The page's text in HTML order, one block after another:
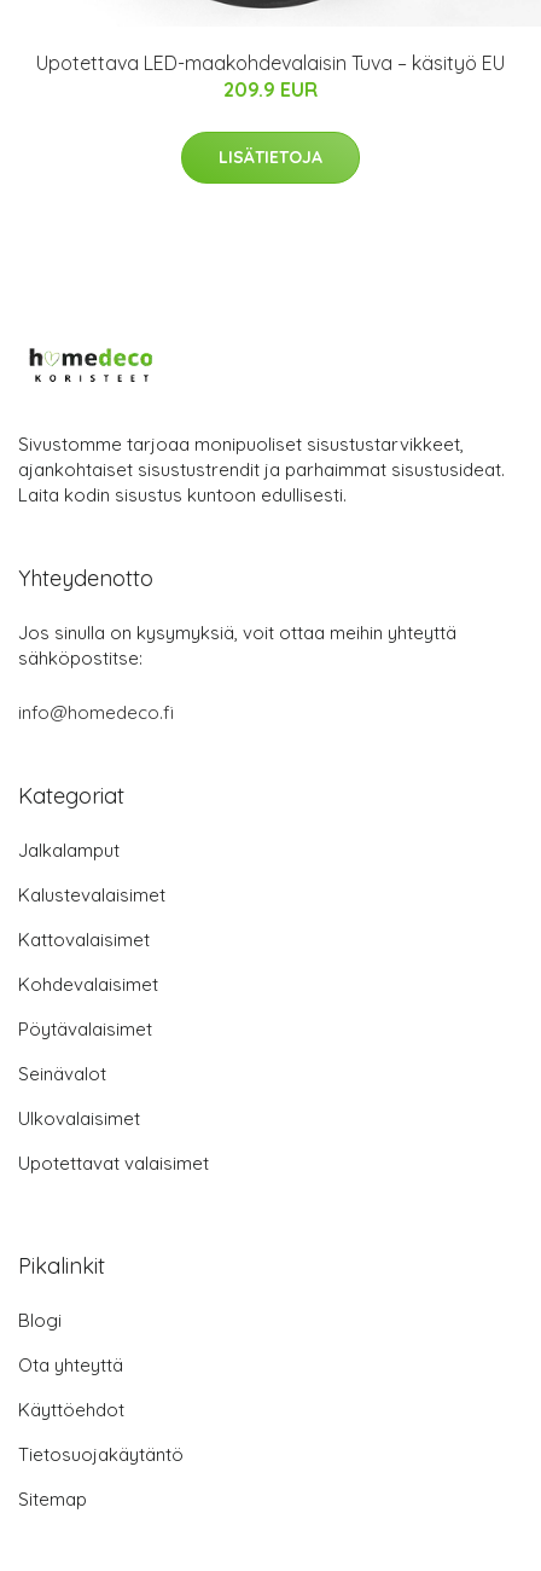
Upotettava LED-maakohdevalaisin Tuva – käsityö EU
209.9 EUR
LISÄTIETOJA
Sivustomme tarjoaa monipuoliset sisustustarvikkeet,
ajankohtaiset sisustustrendit ja parhaimmat sisustusideat.
Laita kodin sisustus kuntoon edullisesti.
Yhteydenotto
Jos sinulla on kysymyksiä, voit ottaa meihin yhteyttä
sähköpostitse:
info@homedeco.fi
Kategoriat
Jalkalamput
Kalustevalaisimet
Kattovalaisimet
Kohdevalaisimet
Pöytävalaisimet
Seinävalot
Ulkovalaisimet
Upotettavat valaisimet
Pikalinkit
Blogi
Ota yhteyttä
Käyttöehdot
Tietosuojakäytäntö
Sitemap